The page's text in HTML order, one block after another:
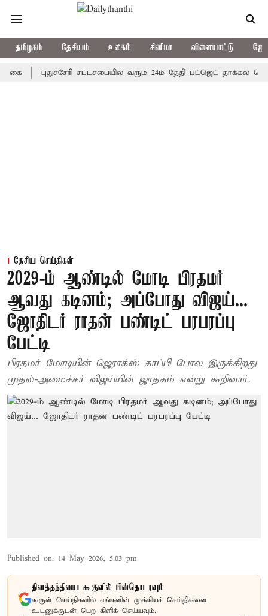
தமிழகம் தேசியம் உலகம் சினிமா விளையாட்டு
புதுச்சேரி சட்டசபையில் வரும் 24ம் தேதி பட்ஜெட் தாக்கல்
தேசிய செய்திகள்
2029-ம் ஆண்டில் மோடி பிரதமர்
ஆவது கடினம்; அப்போது விஜய்...
ஜோதிடர் ராதன் பண்டிட் பரபரப்பு
பேட்டி
பிரதமர் மோடியின் ஜெராக்ஸ் காப்பி போல இருக்கிறது
முதல்-அமைச்சர் விஜய்யின் ஜாதகம் என்று கூறினார்.
Published on: 14 May 2026, 5:03 pm
தினத்தந்தியை கூகுளில் பின்தொடரவும்
கூகுள் செய்திகளில் எங்களின் முக்கியச் செய்திகளை
உடனுக்குடன் பெற கிளிக் செய்யவும்.